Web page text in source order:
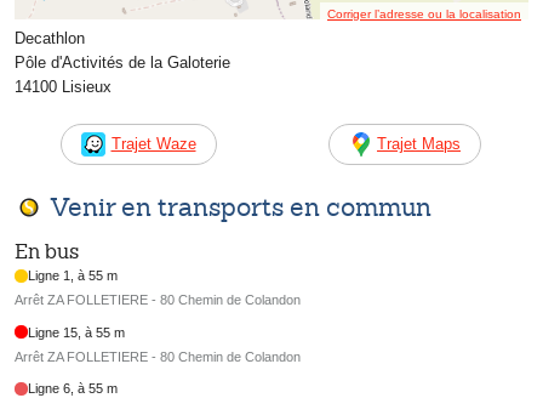
Corriger l’adresse ou la localisation
Decathlon
Pôle d'Activités de la Galoterie
14100 Lisieux
Trajet Waze Trajet Maps
Venir en transports en commun
En bus
Ligne 1, à 55 m
Arrêt ZA FOLLETIERE - 80 Chemin de Colandon
Ligne 15, à 55 m
Arrêt ZA FOLLETIERE - 80 Chemin de Colandon
Ligne 6, à 55 m